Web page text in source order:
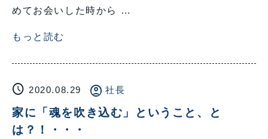
めてお会いした時から …
もっと読む
schedule 2020.08.29 account_circle 社長
家に「魂を吹き込む」ということ、と
は？！・・・